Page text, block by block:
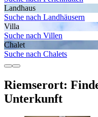
Landhaus
Suche nach Landhäusern
Villa
Suche nach Villen
Chalet
Suche nach Chalets
Riemserort:
Unterkunft